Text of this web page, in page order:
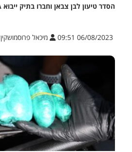
הסדר טיעון לבן צבאן וחברו בתיק ייבוא MDMA מבלגיה
06/08/2023 09:51 מיכאל פרוסמושקין